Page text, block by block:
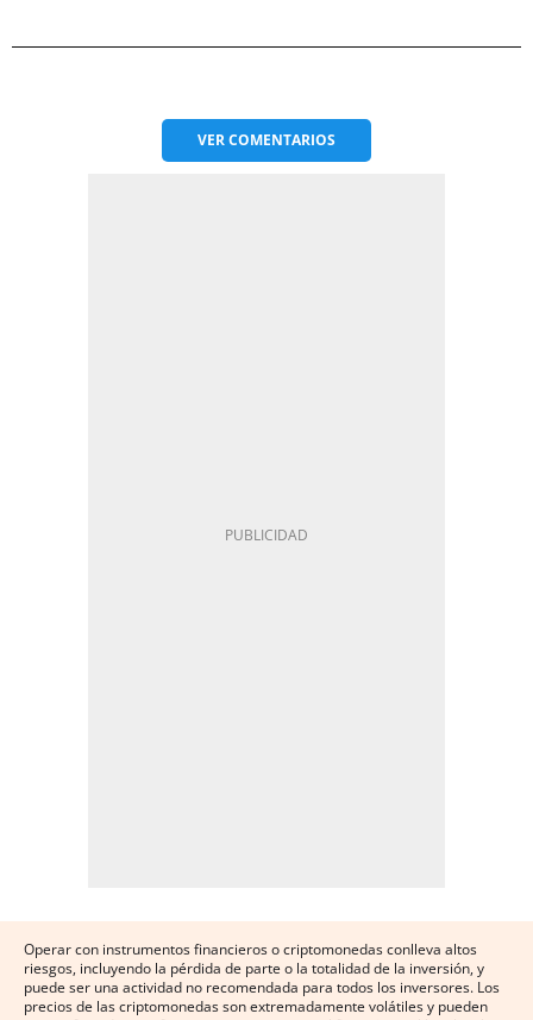
VERCOMENTARIOS
Operar con instrumentos financieros o criptomonedas conlleva altos
riesgos, incluyendo la pérdida de parte o la totalidad de la inversión, y
puede ser una actividad no recomendada para todos los inversores. Los
precios de las criptomonedas son extremadamente volátiles y pueden